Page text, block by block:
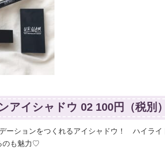
アイシャドウ 02 100円（税別）
ーションをつくれるアイシャドウ！ ハイラ
のも魅力♡